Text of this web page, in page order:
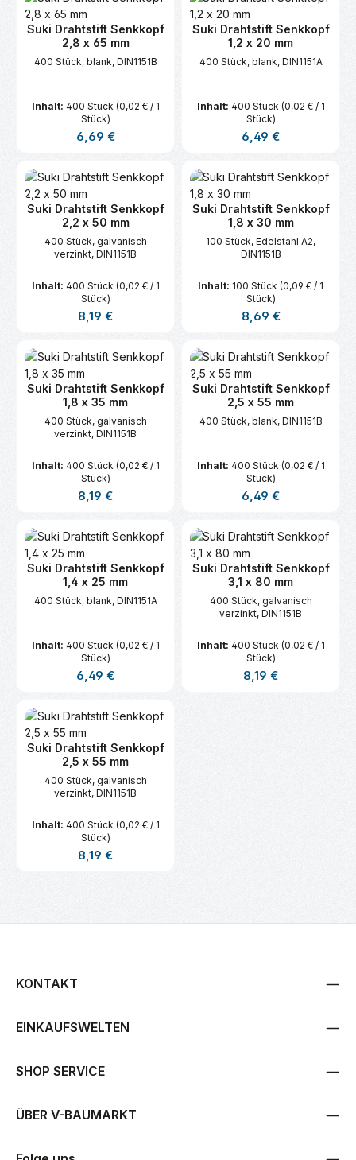
Suki Drahtstift Senkkopf
2,8 x 65 mm
400 Stück, blank, DIN1151B
Inhalt: 400 Stück (0,02 € / 1
Stück)
Regulärer Preis:
6,69 €
Suki Drahtstift Senkkopf
1,2 x 20 mm
400 Stück, blank, DIN1151A
Inhalt: 400 Stück (0,02 € / 1
Stück)
Regulärer Preis:
6,49 €
Suki Drahtstift Senkkopf
2,2 x 50 mm
400 Stück, galvanisch
verzinkt, DIN1151B
Inhalt: 400 Stück (0,02 € / 1
Stück)
Regulärer Preis:
8,19 €
Suki Drahtstift Senkkopf
1,8 x 30 mm
100 Stück, Edelstahl A2,
DIN1151B
Inhalt: 100 Stück (0,09 € / 1
Stück)
Regulärer Preis:
8,69 €
Suki Drahtstift Senkkopf
1,8 x 35 mm
400 Stück, galvanisch
verzinkt, DIN1151B
Inhalt: 400 Stück (0,02 € / 1
Stück)
Regulärer Preis:
8,19 €
Suki Drahtstift Senkkopf
2,5 x 55 mm
400 Stück, blank, DIN1151B
Inhalt: 400 Stück (0,02 € / 1
Stück)
Regulärer Preis:
6,49 €
Suki Drahtstift Senkkopf
1,4 x 25 mm
400 Stück, blank, DIN1151A
Inhalt: 400 Stück (0,02 € / 1
Stück)
Regulärer Preis:
6,49 €
Suki Drahtstift Senkkopf
3,1 x 80 mm
400 Stück, galvanisch
verzinkt, DIN1151B
Inhalt: 400 Stück (0,02 € / 1
Stück)
Regulärer Preis:
8,19 €
Suki Drahtstift Senkkopf
2,5 x 55 mm
400 Stück, galvanisch
verzinkt, DIN1151B
Inhalt: 400 Stück (0,02 € / 1
Stück)
Regulärer Preis:
8,19 €
KONTAKT
EINKAUFSWELTEN
SHOP SERVICE
ÜBER V-BAUMARKT